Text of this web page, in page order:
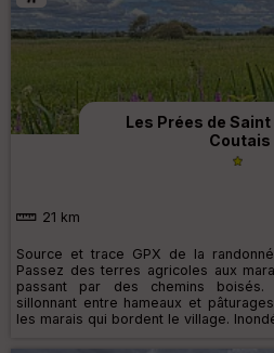
Les Prées de
Coutais
21 km
Source et trace GPX de la
Passez des terres agricoles aux
passant par des chemins
sillonnant entre hameaux et
les marais qui bordent le village.